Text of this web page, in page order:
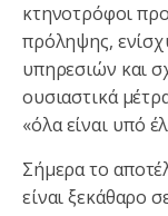
κτηνοτρόφοι
πρόληψης,
υπηρεσιών και
ουσιαστικά
«όλα είναι υπό
Σήμερα το
είναι ξεκάθαρο